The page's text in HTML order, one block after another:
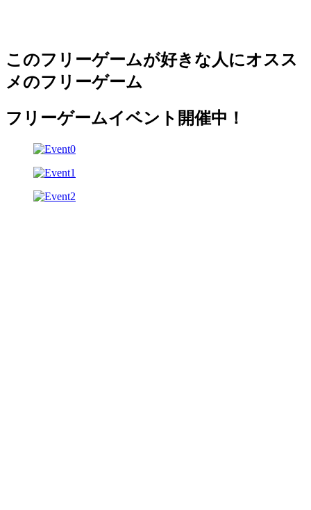
このフリーゲームが好きな人にオスス
メのフリーゲーム
フリーゲームイベント開催中！